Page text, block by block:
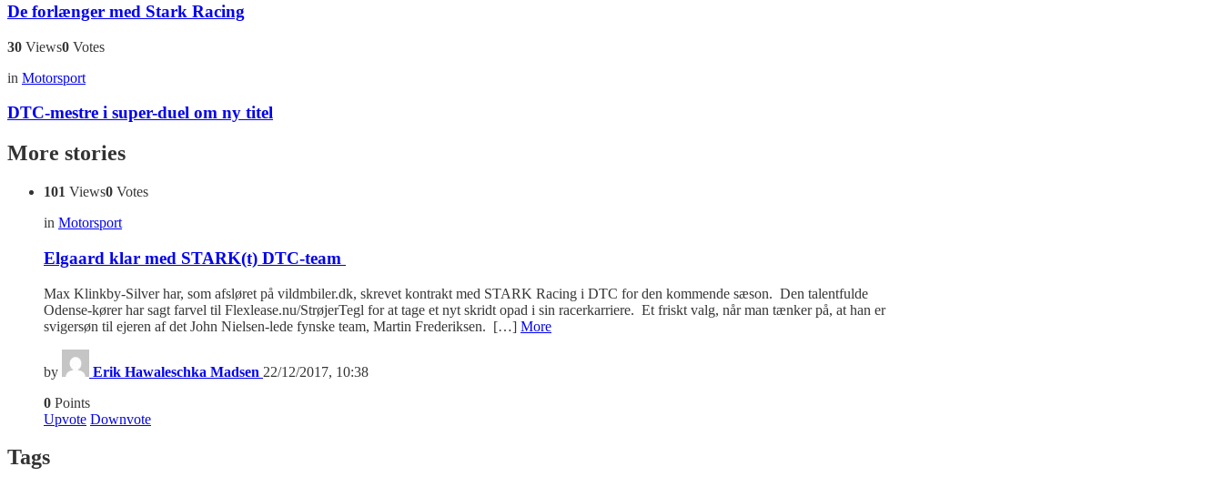
De forlænger med Stark Racing
30 Views0 Votes
in Motorsport
DTC-mestre i super-duel om ny titel
More stories
101 Views0 Votes
in Motorsport
Elgaard klar med STARK(t) DTC-team
Max Klinkby-Silver har, som afsløret på vildmbiler.dk, skrevet kontrakt med STARK Racing i DTC for den kommende sæson. Den talentfulde
Odense-kører har sagt farvel til Flexlease.nu/StrøjerTegl for at tage et nyt skridt opad i sin racerkarriere. Et friskt valg, når man tænker på, at han er
svigersøn til ejeren af det John Nielsen-lede fynske team, Martin Frederiksen. […] More
by Erik Hawaleschka Madsen 22/12/2017, 10:38
0 Points
Upvote Downvote
Tags